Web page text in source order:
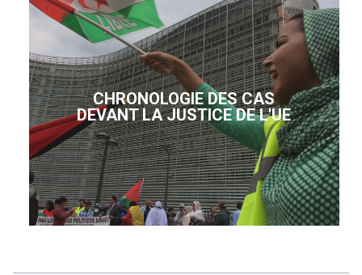
CHRONOLOGIE DES CAS
DEVANT LA JUSTICE DE L'UE